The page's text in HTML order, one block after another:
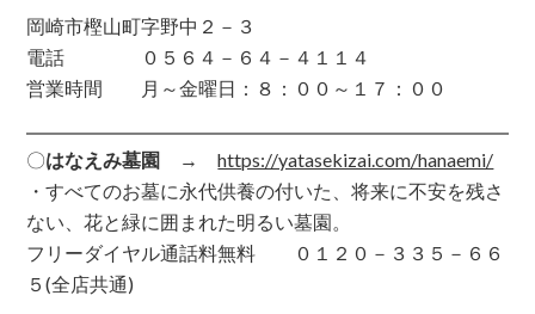
岡崎市樫山町字野中２－３
電話 ０５６４－６４－４１１４
営業時間 月～金曜日：８：００～１７：００
〇はなえみ墓園 →https://yatasekizai.com/hanaemi/
・すべてのお墓に永代供養の付いた、将来に不安を残さ
ない、花と緑に囲まれた明るい墓園。
フリーダイヤル通話料無料 ０１２０－３３５－６６
５(全店共通)